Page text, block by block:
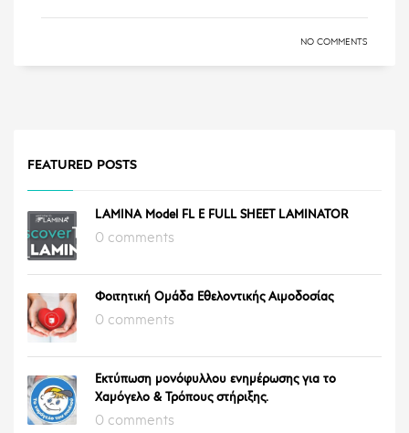
NO COMMENTS
FEATURED POSTS
LAMINA Model FL E FULL SHEET LAMINATOR
0 comments
Φοιτητική Ομάδα Εθελοντικής Αιμοδοσίας
0 comments
Εκτύπωση μονόφυλλου ενημέρωσης για το
Χαμόγελο & Τρόπους στήριξης.
0 comments